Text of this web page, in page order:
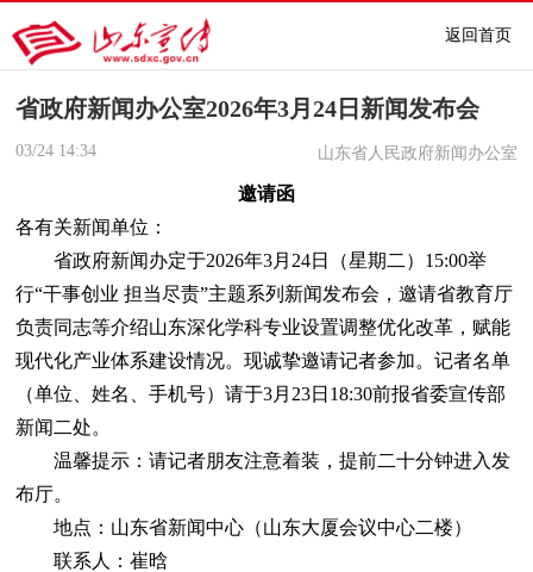
返回首页
省政府新闻办公室2026年3月24日新闻发布会
03/24 14:34 山东省人民政府新闻办公室
邀请函
各有关新闻单位：
省政府新闻办定于2026年3月24日（星期二）15:00举
行“干事创业 担当尽责”主题系列新闻发布会，邀请省教育厅
负责同志等介绍山东深化学科专业设置调整优化改革，赋能
现代化产业体系建设情况。现诚挚邀请记者参加。记者名单
（单位、姓名、手机号）请于3月23日18:30前报省委宣传部
新闻二处。
温馨提示：请记者朋友注意着装，提前二十分钟进入发
布厅。
地点：山东省新闻中心（山东大厦会议中心二楼）
联系人：崔晗